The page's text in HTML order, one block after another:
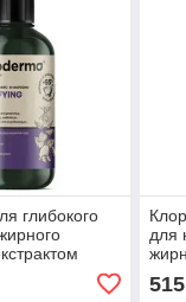
глибокого
лайма Oily Hair
мл
для
515